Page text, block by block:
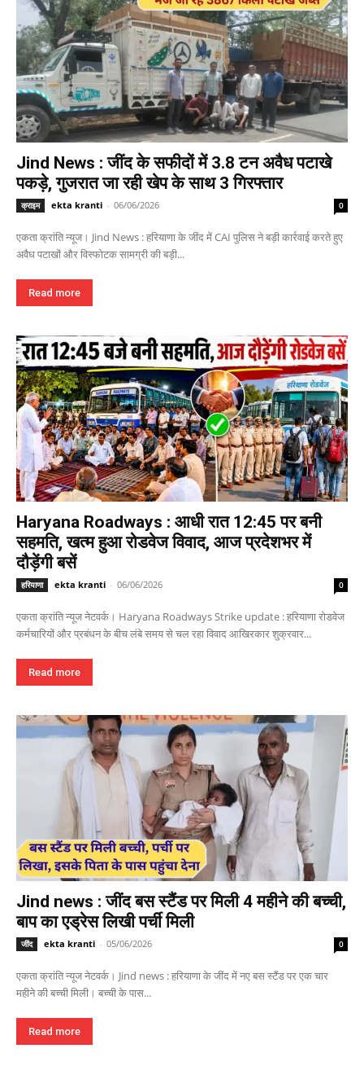
Jind News : जींद के सफीदों में 3.8 टन अवैध पटाखे
पकड़े, गुजरात जा रही खेप के साथ 3 गिरफ्तार
क्राइम ekta kranti - 06/06/2026 0
एकता क्रांति न्यूज। Jind News : हरियाणा के जींद में CAI पुलिस ने बड़ी कार्रवाई करते हुए
अवैध पटाखों और विस्फोटक सामग्री की बड़ी...
Read more
Haryana Roadways : आधी रात 12:45 पर बनी
सहमति, खत्म हुआ रोडवेज विवाद, आज प्रदेशभर में
दौड़ेंगी बसें
हरियाणा ekta kranti - 06/06/2026 0
एकता क्रांति न्यूज नेटवर्क। Haryana Roadways Strike update : हरियाणा रोडवेज
कर्मचारियों और प्रबंधन के बीच लंबे समय से चल रहा विवाद आखिरकार शुक्रवार...
Read more
Jind news : जींद बस स्टैंड पर मिली 4 महीने की बच्ची,
बाप का एड्रेस लिखी पर्ची मिली
जींद ekta kranti - 05/06/2026 0
एकता क्रांति न्यूज नेटवर्क। Jind news : हरियाणा के जींद में नए बस स्टैंड पर एक चार
महीने की बच्ची मिली। बच्ची के पास...
Read more